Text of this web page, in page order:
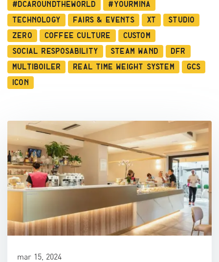
mar 15, 2024
#dcaroundtheworld
#YourMina
Technology
Fairs & Events XT
Studio
Zero
Coffee Culture
Custom
Social Resposability
Steam Wand
DFR
Multiboiler
Real Time Weight System
GCS
ICON